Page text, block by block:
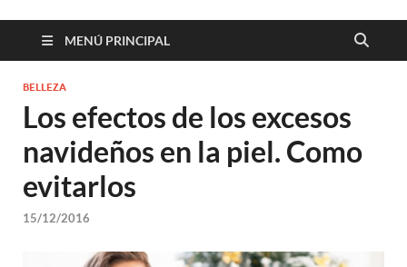
MENÚ PRINCIPAL
BELLEZA
Los efectos de los excesos
navideños en la piel. Como
evitarlos
15/12/2016